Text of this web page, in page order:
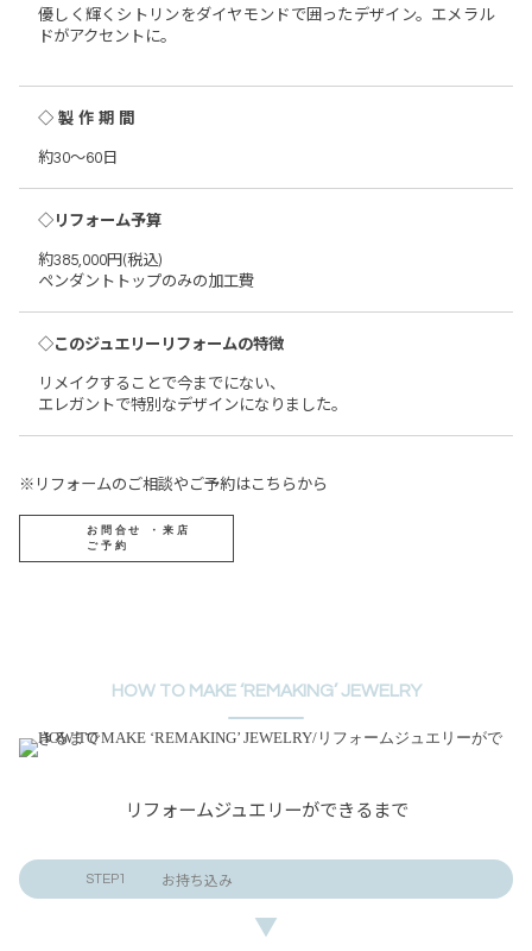
優しく輝くシトリンをダイヤモンドで囲ったデザイン。エメラル
ドがアクセントに。
◇製作期間
約30～60日
◇リフォーム予算
約385,000円(税込)
ペンダントトップのみの加工費
◇このジュエリーリフォームの特徴
リメイクすることで今までにない、
エレガントで特別なデザインになりました。
※リフォームのご相談やご予約はこちらから
お問合せ ・来店
ご予約
HOW TO MAKE ‘REMAKING’ JEWELRY
リフォームジュエリーができるまで
STEP1 お持ち込み
▼